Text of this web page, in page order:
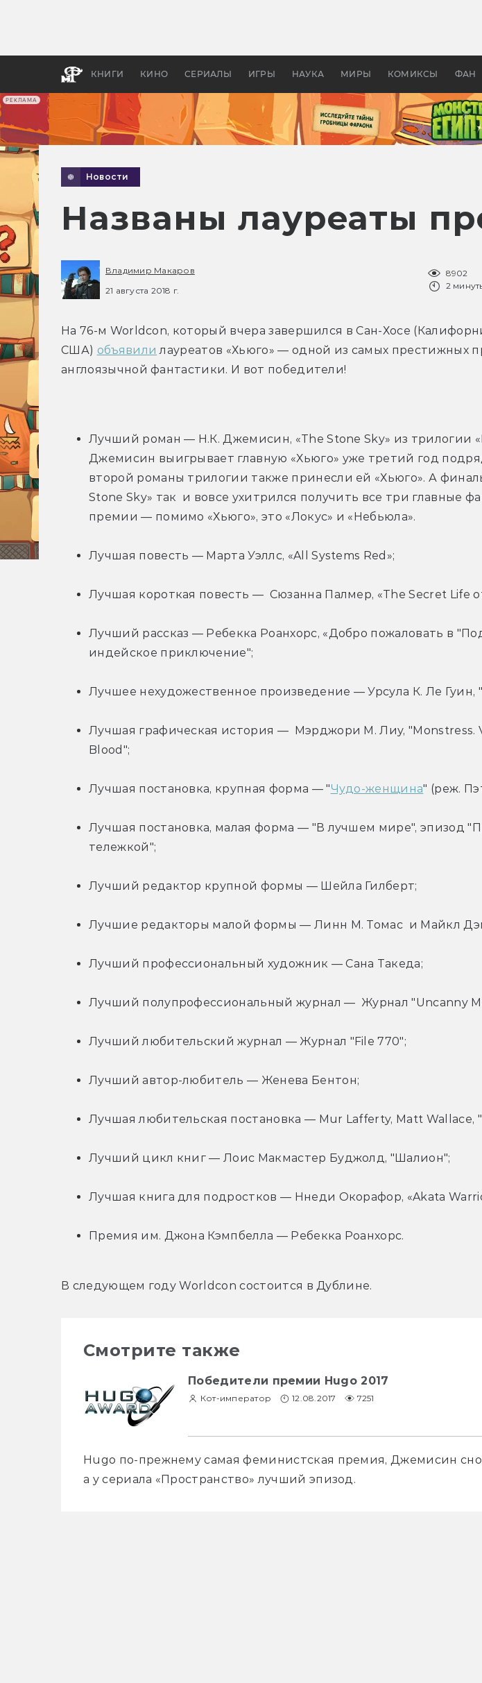
РЕКЛАМА
КНИГИ КИНО СЕРИАЛЫ ИГРЫ НАУКА МИРЫ КОМИКСЫ ФАН
бы «Властелина колец»
Новости
Названы лауреаты
Владимир Макаров
21 августа 2018 г.
8902
2
На 76-м Worldcon, который вчера завершился в Сан-Хосе
США) объявили лауреатов «Хьюго» — одной из самых престижных
англоязычной фантастики. И вот победители!
Лучший роман — Н.К. Джемисин, «The Stone Sky» из трилогии
Джемисин выигрывает главную «Хьюго» уже третий год
второй романы трилогии также принесли ей «Хьюго». А
Stone Sky» так  и вовсе ухитрился получить все три главные
премии — помимо «Хьюго», это «Локус» и «Небьюла».
Лучшая повесть — Марта Уэллс, «All Systems Red»;
Лучшая короткая повесть —  Сюзанна Палмер, «The Secret Life
Лучший рассказ — Ребекка Роанхорс, «Добро пожаловать в
индейское приключение";
Лучшее нехудожественное произведение — Урсула К. Ле Гуин,
Лучшая графическая история —  Мэрджори М. Лиу, "Monstress.
Blood";
Лучшая постановка, крупная форма — "Чудо-женщина" (реж.
Лучшая постановка, малая форма — "В лучшем мире", эпизод
тележкой";
Лучший редактор крупной формы — Шейла Гилберт;
Лучшие редакторы малой формы — Линн М. Томас  и Майкл
Лучший профессиональный художник — Сана Такеда;
Лучший полупрофессиональный журнал —  Журнал "Uncanny
Лучший любительский журнал — Журнал "File 770";
Лучший автор-любитель — Женева Бентон;
Лучшая любительская постановка — Mur Lafferty, Matt Wallace,
Лучший цикл книг — Лоис Макмастер Буджолд, "Шалион";
Лучшая книга для подростков — Ннеди Окорафор, «Akata
Премия им. Джона Кэмпбелла — Ребекка Роанхорс.
В следующем году Worldcon состоится в Дублине.
Смотрите также
Победители премии Hugo 2017
Кот-император 12.08.2017 7251
Hugo по-прежнему самая феминистская премия, Джемисин
а у сериала «Пространство» лучший эпизод.